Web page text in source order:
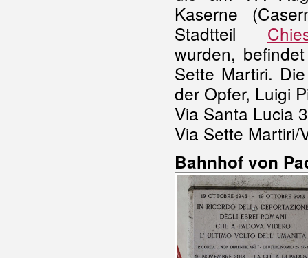
Kaserne
Stadtteil
wurden,
Sette Martiri.
der Opfer, Luigi
Via Santa Lucia
Via Sette Martiri/
Bahnhof von